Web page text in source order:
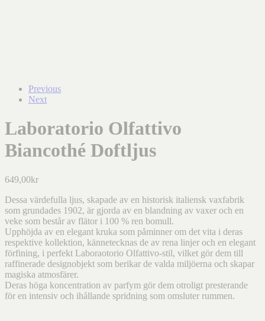
Previous
Next
Laboratorio Olfattivo
Biancothé Doftljus
649,00kr
Dessa värdefulla ljus, skapade av en historisk italiensk vaxfabrik
som grundades 1902, är gjorda av en blandning av vaxer och en
veke som består av flätor i 100 % ren bomull.
Upphöjda av en elegant kruka som påminner om det vita i deras
respektive kollektion, kännetecknas de av rena linjer och en elegant
förfining, i perfekt Laboraotorio Olfattivo-stil, vilket gör dem till
raffinerade designobjekt som berikar de valda miljöerna och skapar
magiska atmosfärer.
Deras höga koncentration av parfym gör dem otroligt presterande
för en intensiv och ihållande spridning som omsluter rummen.